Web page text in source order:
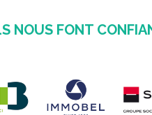
NOUS FONT